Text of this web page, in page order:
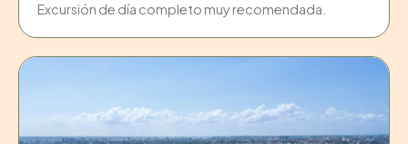
Excursión de día completo muy recomendada.